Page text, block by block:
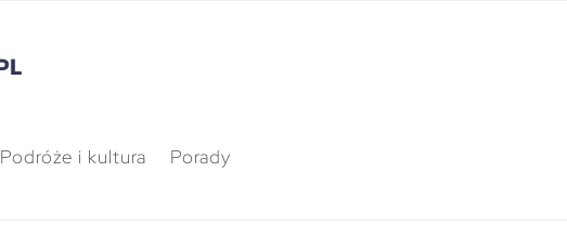
Podróże i kultura Porady